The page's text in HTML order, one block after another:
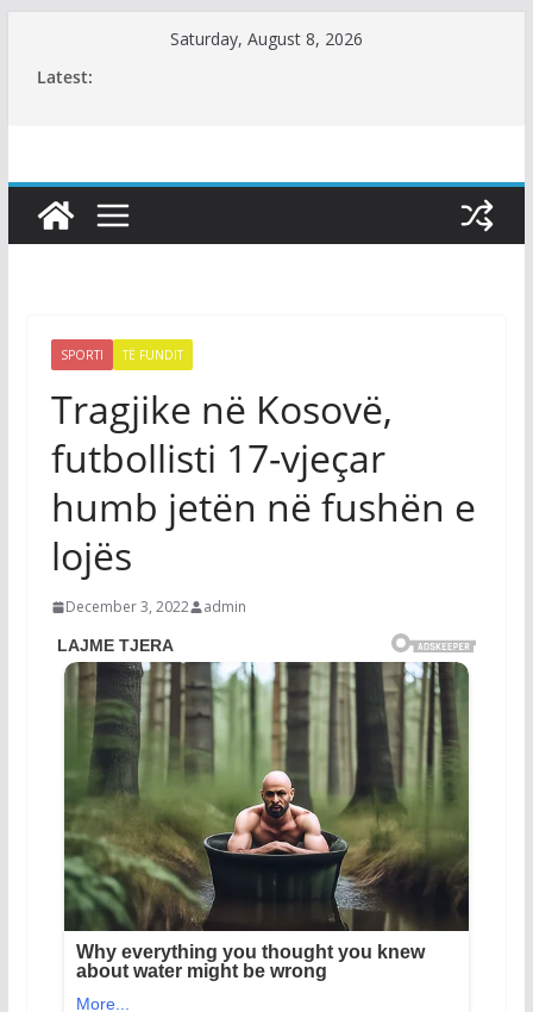
Saturday, August 8, 2026
Latest:
SPORTI TË FUNDIT
Tragjike në Kosovë,
futbollisti 17-vjeçar
humb jetën në fushën e
lojës
December 3, 2022 admin